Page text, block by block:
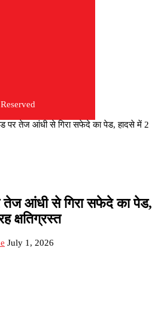
पर तेज आंधी से गिरा सफेदे का पेड, हादसे में 2
तेज आंधी से गिरा सफेदे का पेड,
क्षतिग्रस्त
July 1, 2026